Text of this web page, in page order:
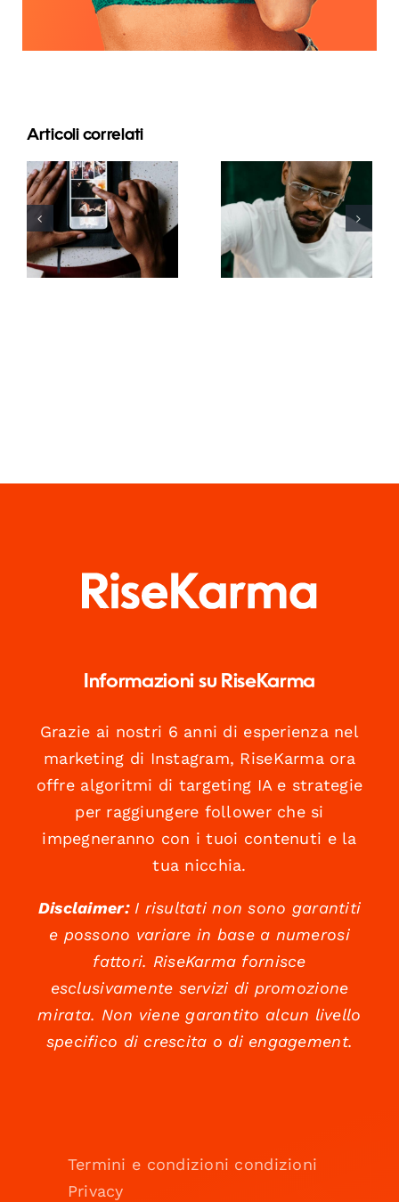
Articoli correlati
Le migliori
app per
animare
foto e
rendere
coinvolgenti
I 17 migliori
consigli
avanzati per
comprendere
l’algoritmo
Informazioni su RiseKarma
Grazie ai nostri 6 anni di esperienza nel
marketing di Instagram, RiseKarma ora
offre algoritmi di targeting IA e strategie
per raggiungere follower che si
impegneranno con i tuoi contenuti e la
tua nicchia.
Disclaimer:I risultati non sono garantiti
e possono variare in base a numerosi
fattori. RiseKarma fornisce
esclusivamente servizi di promozione
mirata. Non viene garantito alcun livello
specifico di crescita o di engagement.
Termini e condizioni condizioni
Privacy